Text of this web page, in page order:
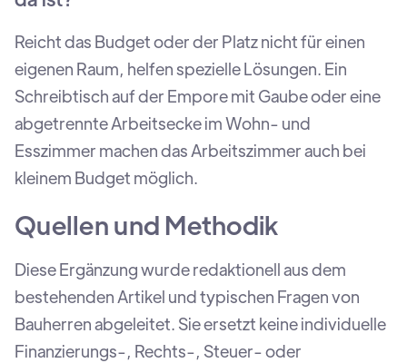
Reicht das Budget oder der Platz nicht für einen
eigenen Raum, helfen spezielle Lösungen. Ein
Schreibtisch auf der Empore mit Gaube oder eine
abgetrennte Arbeitsecke im Wohn- und
Esszimmer machen das Arbeitszimmer auch bei
kleinem Budget möglich.
Quellen und Methodik
Diese Ergänzung wurde redaktionell aus dem
bestehenden Artikel und typischen Fragen von
Bauherren abgeleitet. Sie ersetzt keine individuelle
Finanzierungs-, Rechts-, Steuer- oder